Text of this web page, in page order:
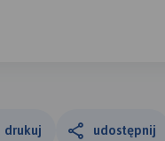
drukuj udostępnij